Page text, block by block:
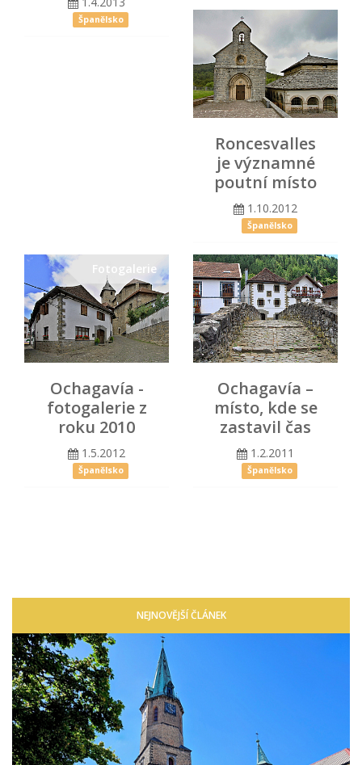
Španělsko
Roncesvalles
je významné
poutní místo
1.10.2012
Španělsko
Fotogalerie
Ochagavía -
fotogalerie z
roku 2010
1.5.2012
Španělsko
Ochagavía –
místo, kde se
zastavil čas
1.2.2011
Španělsko
NEJNOVĚJŠÍ ČLÁNEK